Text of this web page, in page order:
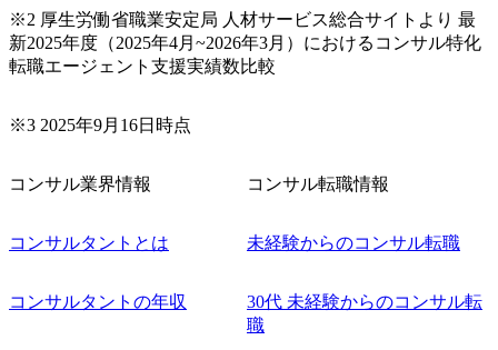
※2 厚生労働省職業安定局 人材サービス総合サイトより 最
新2025年度（2025年4月~2026年3月）におけるコンサル特化
転職エージェント支援実績数比較
※3 2025年9月16日時点
コンサル業界情報
コンサルタントとは
コンサルタントの年収
コンサル転職情報
未経験からのコンサル転職
30代 未経験からのコンサル転
職